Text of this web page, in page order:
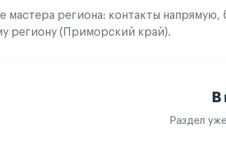
мастера региона: контакты
региону (Приморский край).
В
Раздел